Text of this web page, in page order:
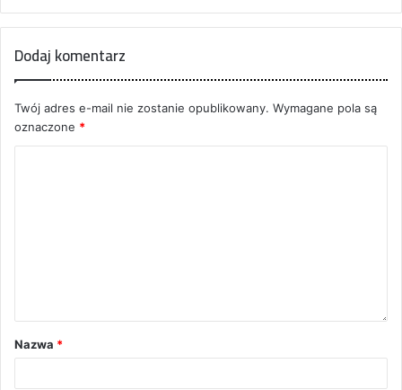
Dodaj komentarz
Twój adres e-mail nie zostanie opublikowany. Wymagane pola są
oznaczone *
Nazwa *